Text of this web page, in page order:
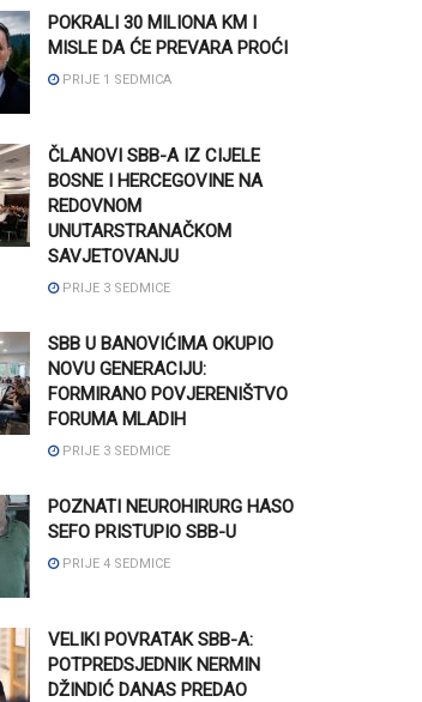
POKRALI 30 MILIONA KM I
MISLE DA ĆE PREVARA PROĆI
PRIJE 1 SEDMICA
ČLANOVI SBB-A IZ CIJELE
BOSNE I HERCEGOVINE NA
REDOVNOM
UNUTARSTRANAČKOM
SAVJETOVANJU
PRIJE 3 SEDMICE
SBB U BANOVIĆIMA OKUPIO
NOVU GENERACIJU:
FORMIRANO POVJERENIŠTVO
FORUMA MLADIH
PRIJE 3 SEDMICE
POZNATI NEUROHIRURG HASO
SEFO PRISTUPIO SBB-U
PRIJE 4 SEDMICE
VELIKI POVRATAK SBB-A:
POTPREDSJEDNIK NERMIN
DŽINDIĆ DANAS PREDAO